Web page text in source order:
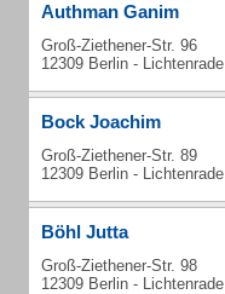
Authman Ganim
Groß-Ziethener-Str. 96
12309 Berlin - Lichtenrade
Bock Joachim
Groß-Ziethener-Str. 89
12309 Berlin - Lichtenrade
Böhl Jutta
Groß-Ziethener-Str. 98
12309 Berlin - Lichtenrade